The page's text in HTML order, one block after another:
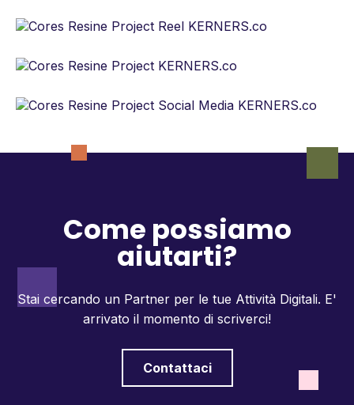
Come possiamo
aiutarti?
Stai cercando un Partner per le tue Attività Digitali. E'
arrivato il momento di scriverci!
Contattaci